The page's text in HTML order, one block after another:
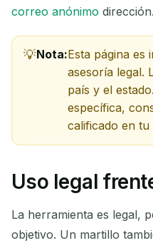
Esperando
correo anónimo dirección.
Nota:Esta página es
asesoría legal.
país y el
específica,
calificado en tu
Uso legal
La herramienta es legal,
objetivo. Un martillo